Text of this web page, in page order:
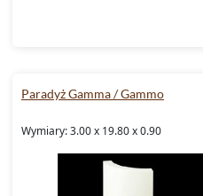
Paradyż Gamma / Gammo
Wymiary: 3.00 x 19.80 x 0.90